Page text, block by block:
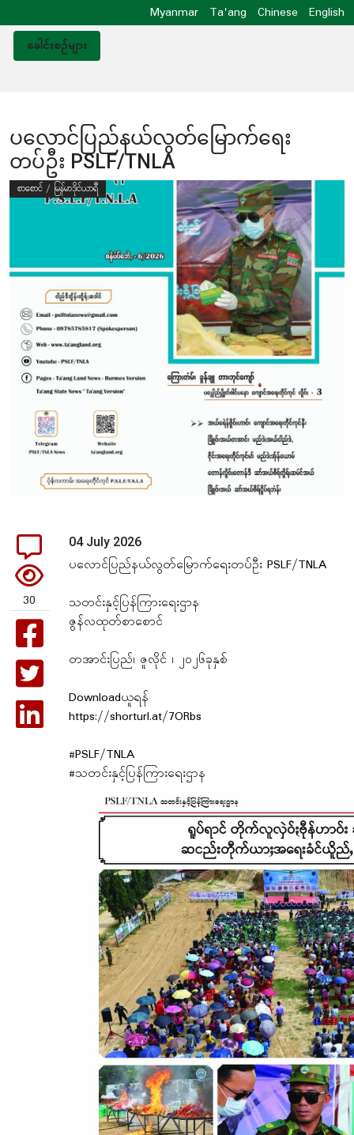
Myanmar Ta'ang Chinese
English
ခေါင်းစဥ်များ
ပလောင်ပြည်နယ်လွတ်မြောက်ရေး
တပ်ဦး PSLF/TNLA
စာစောင် / မြန်မာဒိုင်ယာရီ
30
04 July 2026
ပလောင်ပြည်နယ်လွတ်မြောက်ရေးတပ်ဦး PSLF/TNLA
သတင်းနှင့်ပြန်ကြားရေးဌာန
ဇွန်လထုတ်စာစောင်
တအာင်းပြည်၊ ဇူလိုင် ၊ ၂၀၂၆ခုနှစ်
Downloadယူရန်
https://shorturl.at/7ORbs
#PSLF/TNLA
#သတင်းနှင့်ပြန်ကြားရေးဌာန